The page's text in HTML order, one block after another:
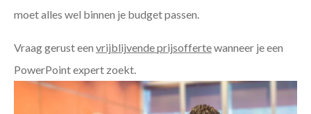
moet alles wel binnen je budget passen.
Vraag gerust een vrijblijvende prijsoffertewanneer je een
PowerPoint expert zoekt.